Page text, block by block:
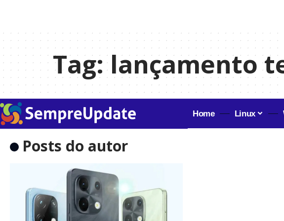
Tag:lançamento
Home Linux
Posts do autor